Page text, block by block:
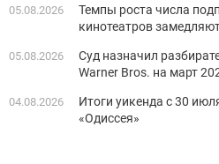
05.08.2026
Темпы роста числа
кинотеатров
05.08.2026
Суд назначил
Warner Bros. на март
04.08.2026
Итоги уикенда с 30
«Одиссея»